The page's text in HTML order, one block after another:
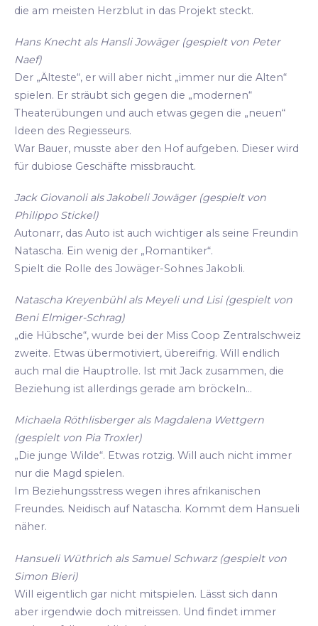
die am meisten Herzblut in das Projekt steckt.
Hans Knecht als Hansli Jowäger (gespielt von Peter
Naef)
Der „Älteste“, er will aber nicht „immer nur die Alten“
spielen. Er sträubt sich gegen die „modernen“
Theaterübungen und auch etwas gegen die „neuen“
Ideen des Regiesseurs.
War Bauer, musste aber den Hof aufgeben. Dieser wird
für dubiose Geschäfte missbraucht.
Jack Giovanoli als Jakobeli Jowäger (gespielt von
Philippo Stickel)
Autonarr, das Auto ist auch wichtiger als seine Freundin
Natascha. Ein wenig der „Romantiker“.
Spielt die Rolle des Jowäger-Sohnes Jakobli.
Natascha Kreyenbühl als Meyeli und Lisi (gespielt von
Beni Elmiger-Schrag)
„die Hübsche“, wurde bei der Miss Coop Zentralschweiz
zweite. Etwas übermotiviert, übereifrig. Will endlich
auch mal die Hauptrolle. Ist mit Jack zusammen, die
Beziehung ist allerdings gerade am bröckeln...
Michaela Röthlisberger als Magdalena Wettgern
(gespielt von Pia Troxler)
„Die junge Wilde“. Etwas rotzig. Will auch nicht immer
nur die Magd spielen.
Im Beziehungsstress wegen ihres afrikanischen
Freundes. Neidisch auf Natascha. Kommt dem Hansueli
näher.
Hansueli Wüthrich als Samuel Schwarz (gespielt von
Simon Bieri)
Will eigentlich gar nicht mitspielen. Lässt sich dann
aber irgendwie doch mitreissen. Und findet immer